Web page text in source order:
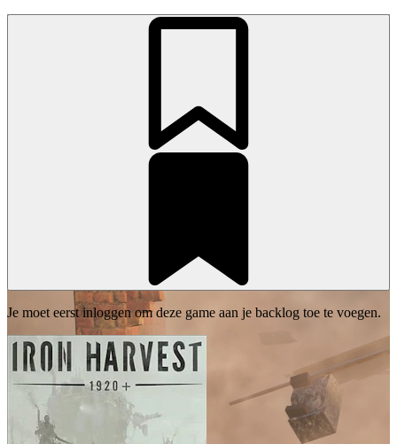
Je moet eerst inloggen om deze game aan je backlog toe te voegen.